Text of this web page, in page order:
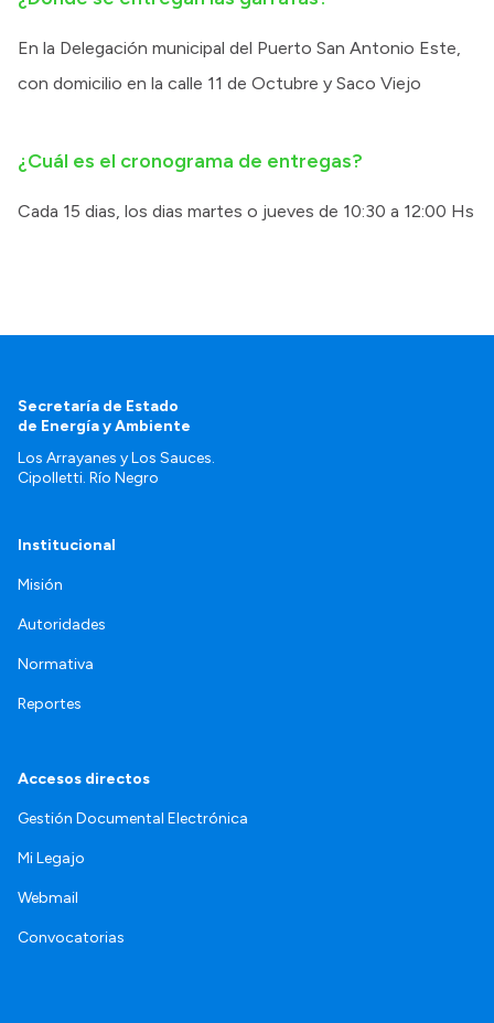
En la Delegación municipal del Puerto San Antonio Este,
con domicilio en la calle 11 de Octubre y Saco Viejo
¿Cuál es el cronograma de entregas?
Cada 15 dias, los dias martes o jueves de 10:30 a 12:00 Hs
Secretaría de Estado
de Energía y Ambiente
Los Arrayanes y Los Sauces.
Cipolletti. Río Negro
Institucional
Misión
Autoridades
Normativa
Reportes
Accesos directos
Gestión Documental Electrónica
Mi Legajo
Webmail
Convocatorias